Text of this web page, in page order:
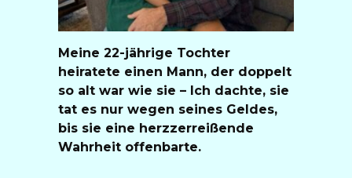
Meine 22-jährige Tochter
heiratete einen Mann, der doppelt
so alt war wie sie – Ich dachte, sie
tat es nur wegen seines Geldes,
bis sie eine herzzerreißende
Wahrheit offenbarte.